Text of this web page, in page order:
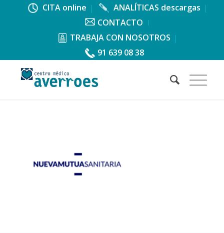
CITA online
ANALÍTICAS descargas
CONTACTO
TRABAJA CON NOSOTROS
91 639 08 38